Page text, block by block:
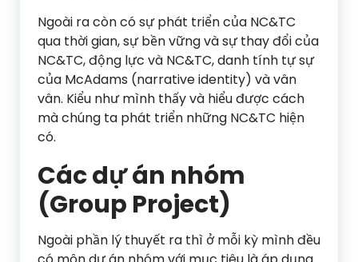
Ngoài ra còn có sự phát triển của NC&TC
qua thời gian, sự bền vững và sự thay đổi của
NC&TC, động lực và NC&TC, danh tính tự sự
của McAdams (narrative identity) và vân
vân. Kiểu như mình thấy và hiểu được cách
mà chúng ta phát triển những NC&TC hiện
có.
Các dự án nhóm
(Group Project)
Ngoài phần lý thuyết ra thì ở mỗi kỳ mình đều